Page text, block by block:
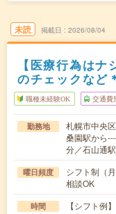
未読 掲載日 2026/08/04
【医療行為は
のチェックなど
職種未経験OK 交通費
勤務地
札幌市中央区
桑園駅から
分／石山通
曜日頻度
シフト制（
相談OK
時間
【シフト例